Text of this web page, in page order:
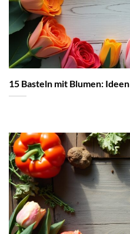
15 Basteln mit Blumen: Ideen